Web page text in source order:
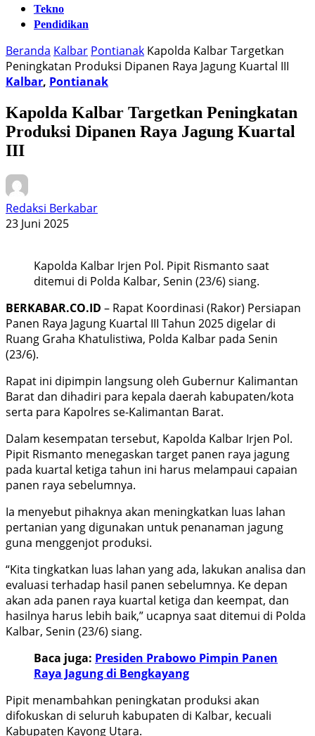
Tekno
Pendidikan
Beranda Kalbar Pontianak Kapolda Kalbar Targetkan
Peningkatan Produksi Dipanen Raya Jagung Kuartal III
Kalbar, Pontianak
Kapolda Kalbar Targetkan Peningkatan
Produksi Dipanen Raya Jagung Kuartal
III
Redaksi Berkabar
23 Juni 2025
Kapolda Kalbar Irjen Pol. Pipit Rismanto saat
ditemui di Polda Kalbar, Senin (23/6) siang.
BERKABAR.CO.ID – Rapat Koordinasi (Rakor) Persiapan
Panen Raya Jagung Kuartal III Tahun 2025 digelar di
Ruang Graha Khatulistiwa, Polda Kalbar pada Senin
(23/6).
Rapat ini dipimpin langsung oleh Gubernur Kalimantan
Barat dan dihadiri para kepala daerah kabupaten/kota
serta para Kapolres se-Kalimantan Barat.
Dalam kesempatan tersebut, Kapolda Kalbar Irjen Pol.
Pipit Rismanto menegaskan target panen raya jagung
pada kuartal ketiga tahun ini harus melampaui capaian
panen raya sebelumnya.
Ia menyebut pihaknya akan meningkatkan luas lahan
pertanian yang digunakan untuk penanaman jagung
guna menggenjot produksi.
“Kita tingkatkan luas lahan yang ada, lakukan analisa dan
evaluasi terhadap hasil panen sebelumnya. Ke depan
akan ada panen raya kuartal ketiga dan keempat, dan
hasilnya harus lebih baik,” ucapnya saat ditemui di Polda
Kalbar, Senin (23/6) siang.
Baca juga: Presiden Prabowo Pimpin Panen
Raya Jagung di Bengkayang
Pipit menambahkan peningkatan produksi akan
difokuskan di seluruh kabupaten di Kalbar, kecuali
Kabupaten Kayong Utara.